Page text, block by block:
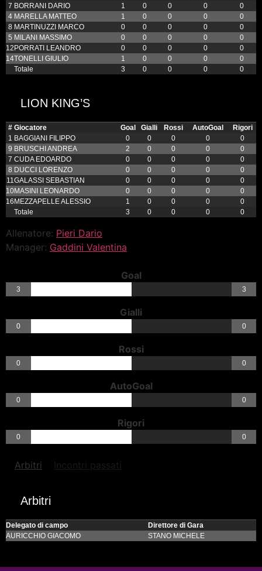
7 BORRANI DARIO 1 0 0 0
0
4 MARELLA MATTEO 1 0 0 0
0
8 MARTINUZZI MARCO 0 0 0 0
0
5 MILANI MASSIMO 0 0 0 0
0
12PORRATI LEANDRO 0 0 0 0
0
14TONELLI GIULIO 1 0 0 0
0
Totale
3 0 0 0 0
LION KING’S
# Giocatore Goal Gialli Rossi AutoGoal
Rigori
1 BAGGIANI FILIPPO 0 0 0 0
0
9 BRUSCHI ANDREA 2 0 0 0
0
7 CUDA EDOARDO 0 0 0 0
0
8 DUCCI LORENZO 0 0 0 0
0
11 GALASSI SEBASTIAN 0 0 0 0
0
10MASINI LEONARDO 0 0 0 0
0
16MEZZAPELLE ALESSIO 1 0 0 0
0
Totale
3 0 0 0 0
Allenatore: Pieri Dario
Manager: Gaddini Valentina
Goal
3 3
Gialli
0 0
Rossi
0 0
AutoGoal
0 0
Rigori
0 0
Arbitri Incontri passati
Arbitri
Delegato di campo
Direttore di Gara
AURICCHIO GIACOMO
STANO MICHELE